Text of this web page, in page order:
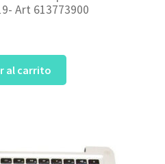
Art 613773900
al carrito